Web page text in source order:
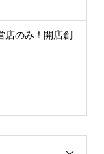
店のみ！開店創